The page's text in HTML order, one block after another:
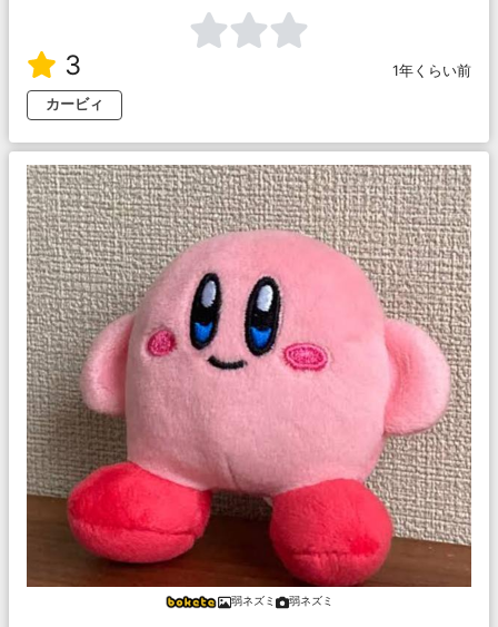
3
1年くらい前
カービィ
弱ネズミ 弱ネズミ